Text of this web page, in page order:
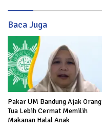
Baca Juga
Pakar UM Bandung Ajak Orang
Tua Lebih Cermat Memilih
Makanan Halal Anak